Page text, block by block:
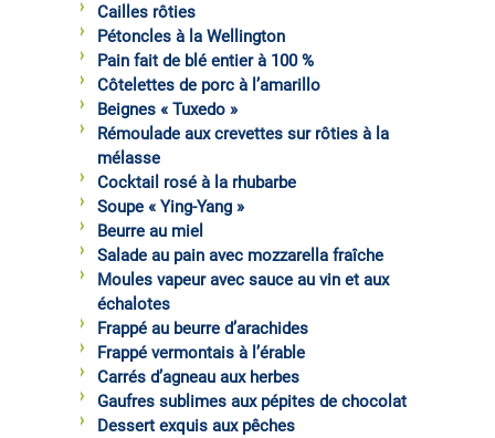
Cailles rôties
Pétoncles à la Wellington
Pain fait de blé entier à 100 %
Côtelettes de porc à l’amarillo
Beignes « Tuxedo »
Rémoulade aux crevettes sur rôties à la
mélasse
Cocktail rosé à la rhubarbe
Soupe « Ying-Yang »
Beurre au miel
Salade au pain avec mozzarella fraîche
Moules vapeur avec sauce au vin et aux
échalotes
Frappé au beurre d’arachides
Frappé vermontais à l’érable
Carrés d’agneau aux herbes
Gaufres sublimes aux pépites de chocolat
Dessert exquis aux pêches